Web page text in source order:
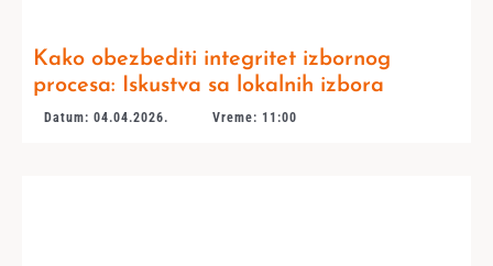
Kako obezbediti integritet izbornog
procesa: Iskustva sa lokalnih izbora
Datum: 04.04.2026. Vreme: 11:00